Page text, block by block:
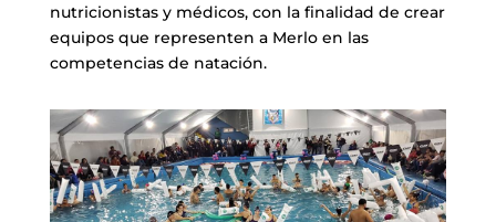
nutricionistas y médicos, con la finalidad de crear
equipos que representen a Merlo en las
competencias de natación.